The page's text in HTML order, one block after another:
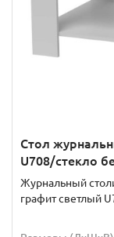
Стол
U708/стекло
Журнальный
графит светлый